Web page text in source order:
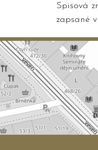
Spisová
zapsané